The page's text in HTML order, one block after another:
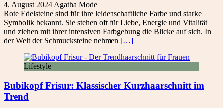
4. August 2024Agatha Mode
Rote Edelsteine sind für ihre leidenschaftliche Farbe und starke
Symbolik bekannt. Sie stehen oft für Liebe, Energie und Vitalität
und ziehen mit ihrer intensiven Farbgebung die Blicke auf sich. In
der Welt der Schmucksteine nehmen […]
Lifestyle
Bubikopf Frisur: Klassischer Kurzhaarschnitt im
Trend